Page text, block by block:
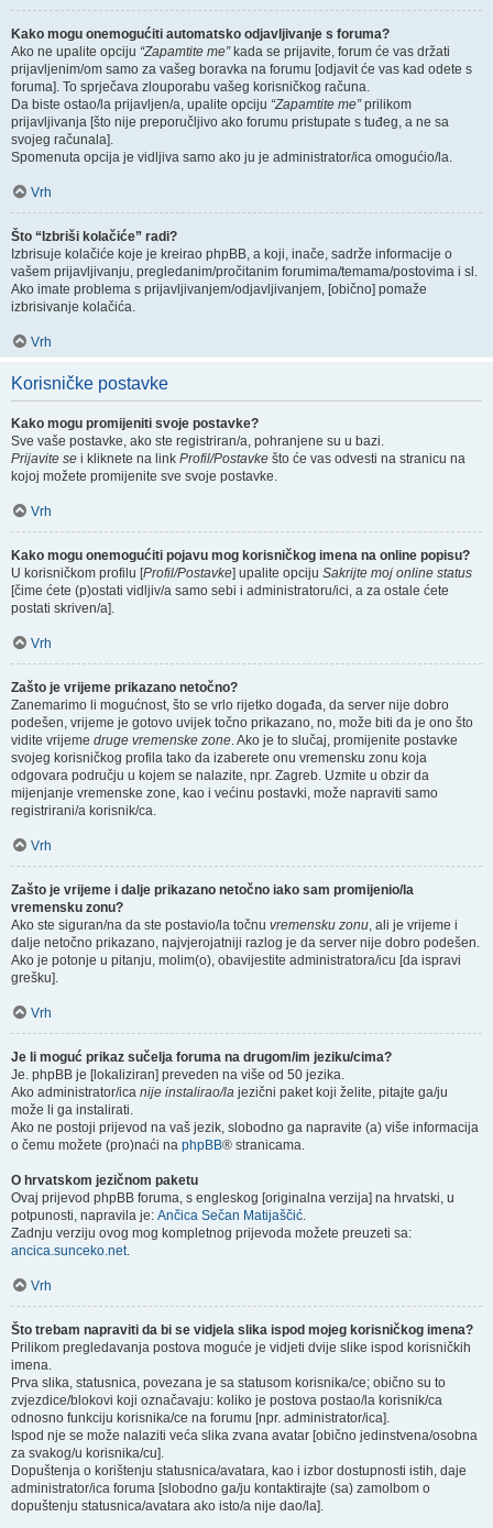
Kako mogu onemogućiti automatsko odjavljivanje s foruma?
Ako ne upalite opciju “Zapamtite me”kada se prijavite, forum će vas držati
prijavljenim/om samo za vašeg boravka na forumu [odjavit će vas kad odete s
foruma]. To sprječava zlouporabu vašeg korisničkog računa.
Da biste ostao/la prijavljen/a, upalite opciju “Zapamtite me”prilikom
prijavljivanja [što nije preporučljivo ako forumu pristupate s tuđeg, a ne sa
svojeg računala].
Spomenuta opcija je vidljiva samo ako ju je administrator/ica omogućio/la.
Vrh
Što “Izbriši kolačiće” radi?
Izbrisuje kolačiće koje je kreirao phpBB, a koji, inače, sadrže informacije o
vašem prijavljivanju, pregledanim/pročitanim forumima/temama/postovima i sl.
Ako imate problema s prijavljivanjem/odjavljivanjem, [obično] pomaže
izbrisivanje kolačića.
Vrh
Korisničke postavke
Kako mogu promijeniti svoje postavke?
Sve vaše postavke, ako ste registriran/a, pohranjene su u bazi.
Prijavite se i kliknete na link Profil/Postavke što će vas odvesti na stranicu na
kojoj možete promijenite sve svoje postavke.
Vrh
Kako mogu onemogućiti pojavu mog korisničkog imena na online popisu?
U korisničkom profilu [Profil/Postavke] upalite opciju Sakrijte moj online status
[čime ćete (p)ostati vidljiv/a samo sebi i administratoru/ici, a za ostale ćete
postati skriven/a].
Vrh
Zašto je vrijeme prikazano netočno?
Zanemarimo li mogućnost, što se vrlo rijetko događa, da server nije dobro
podešen, vrijeme je gotovo uvijek točno prikazano, no, može biti da je ono što
vidite vrijeme druge vremenske zone. Ako je to slučaj, promijenite postavke
svojeg korisničkog profila tako da izaberete onu vremensku zonu koja
odgovara području u kojem se nalazite, npr. Zagreb. Uzmite u obzir da
mijenjanje vremenske zone, kao i većinu postavki, može napraviti samo
registrirani/a korisnik/ca.
Vrh
Zašto je vrijeme i dalje prikazano netočno iako sam promijenio/la
vremensku zonu?
Ako ste siguran/na da ste postavio/la točnu vremensku zonu, ali je vrijeme i
dalje netočno prikazano, najvjerojatniji razlog je da server nije dobro podešen.
Ako je potonje u pitanju, molim(o), obavijestite administratora/icu [da ispravi
grešku].
Vrh
Je li moguć prikaz sučelja foruma na drugom/im jeziku/cima?
Je. phpBB je [lokaliziran] preveden na više od 50 jezika.
Ako administrator/ica nije instalirao/la jezični paket koji želite, pitajte ga/ju
može li ga instalirati.
Ako ne postoji prijevod na vaš jezik, slobodno ga napravite (a) više informacija
o čemu možete (pro)naći na phpBB® stranicama.
O hrvatskom jezičnom paketu
Ovaj prijevod phpBB foruma, s engleskog [originalna verzija] na hrvatski, u
potpunosti, napravila je: Ančica Sečan Matijaščić.
Zadnju verziju ovog mog kompletnog prijevoda možete preuzeti sa:
ancica.sunceko.net.
Vrh
Što trebam napraviti da bi se vidjela slika ispod mojeg korisničkog imena?
Prilikom pregledavanja postova moguće je vidjeti dvije slike ispod korisničkih
imena.
Prva slika, statusnica, povezana je sa statusom korisnika/ce; obično su to
zvjezdice/blokovi koji označavaju: koliko je postova postao/la korisnik/ca
odnosno funkciju korisnika/ce na forumu [npr. administrator/ica].
Ispod nje se može nalaziti veća slika zvana avatar [obično jedinstvena/osobna
za svakog/u korisnika/cu].
Dopuštenja o korištenju statusnica/avatara, kao i izbor dostupnosti istih, daje
administrator/ica foruma [slobodno ga/ju kontaktirajte (sa) zamolbom o
dopuštenju statusnica/avatara ako isto/a nije dao/la].